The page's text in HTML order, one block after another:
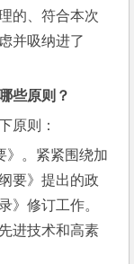
的、符合本次
并吸纳进了
些原则？
原则：
》。紧紧围绕加
要》提出的政
》修订工作。
进技术和高素